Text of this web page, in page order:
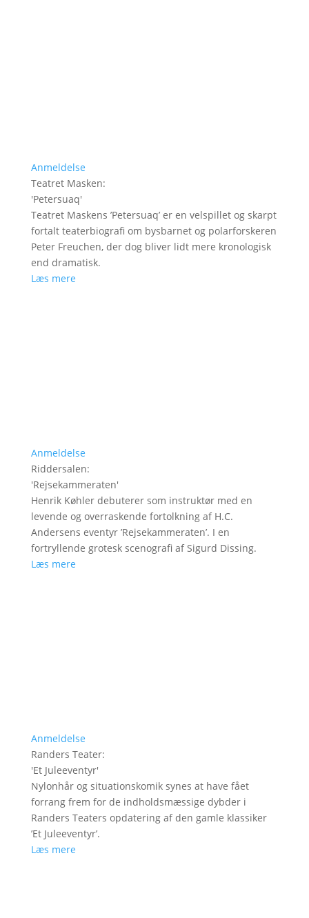
Anmeldelse
Teatret Masken:
'Petersuaq'
Teatret Maskens ’Petersuaq’ er en velspillet og skarpt
fortalt teaterbiografi om bysbarnet og polarforskeren
Peter Freuchen, der dog bliver lidt mere kronologisk
end dramatisk.
Læs mere
Anmeldelse
Riddersalen:
'Rejsekammeraten'
Henrik Køhler debuterer som instruktør med en
levende og overraskende fortolkning af H.C.
Andersens eventyr ’Rejsekammeraten’. I en
fortryllende grotesk scenografi af Sigurd Dissing.
Læs mere
Anmeldelse
Randers Teater:
'Et Juleeventyr'
Nylonhår og situationskomik synes at have fået
forrang frem for de indholdsmæssige dybder i
Randers Teaters opdatering af den gamle klassiker
’Et Juleeventyr’.
Læs mere